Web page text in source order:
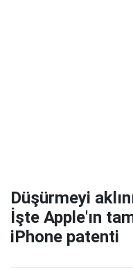
Düşürmeyi
İşte Apple'ın
iPhone patenti